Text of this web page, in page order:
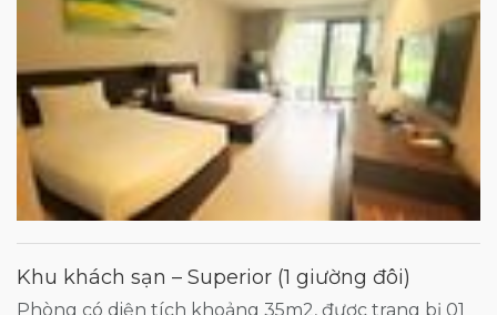
Khu khách sạn – Superior (1 giường đôi)
Phòng có diện tích khoảng 35m2, được trang bị 01